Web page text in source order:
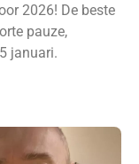
2026! De beste
pauze,
januari.